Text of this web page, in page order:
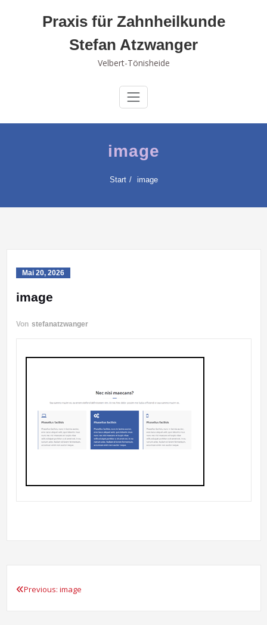
Praxis für Zahnheilkunde
Stefan Atzwanger
Velbert-Tönisheide
image
Start image
Mai 20, 2026
image
Von stefanatzwanger
Beitragsnavigation
Previous: image